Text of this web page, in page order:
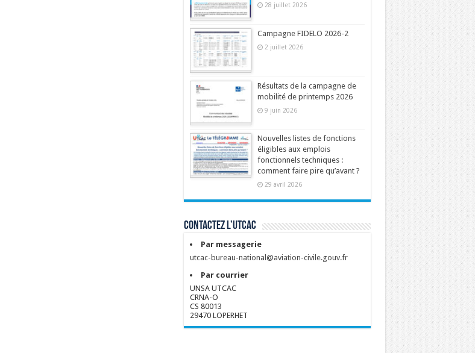
28 juillet 2026
Campagne FIDELO 2026-2
2 juillet 2026
Résultats de la campagne de
mobilité de printemps 2026
9 juin 2026
Nouvelles listes de fonctions
éligibles aux emplois
fonctionnels techniques :
comment faire pire qu’avant ?
29 avril 2026
Contactez l’UTCAC
Par messagerie
utcac-bureau-national@aviation-civile.gouv.fr
Par courrier
UNSA UTCAC
CRNA-O
CS 80013
29470 LOPERHET